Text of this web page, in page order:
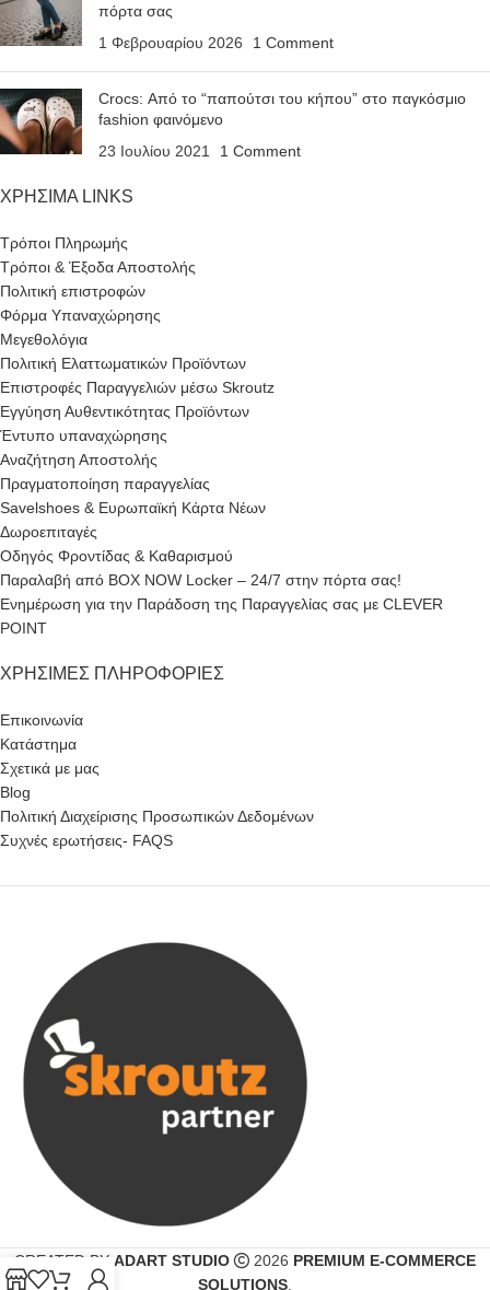
πόρτα σας
1 Φεβρουαρίου 2026
1 Comment
Crocs: Από το “παπούτσι του κήπου” στο παγκόσμιο
fashion φαινόμενο
23 Ιουλίου 2021
1 Comment
ΧΡΗΣΙΜΑ LINKS
Τρόποι Πληρωμής
Τρόποι & Έξοδα Αποστολής
Πολιτική επιστροφών
Φόρμα Υπαναχώρησης
Μεγεθολόγια
Πολιτική Ελαττωματικών Προϊόντων
Επιστροφές Παραγγελιών μέσω Skroutz
Εγγύηση Αυθεντικότητας Προϊόντων
Έντυπο υπαναχώρησης
Αναζήτηση Αποστολής
Πραγματοποίηση παραγγελίας
Savelshoes & Ευρωπαϊκή Κάρτα Νέων
Δωροεπιταγές
Οδηγός Φροντίδας & Καθαρισμού
Παραλαβή από BOX NOW Locker – 24/7 στην πόρτα σας!
Ενημέρωση για την Παράδοση της Παραγγελίας σας με CLEVER
POINT
ΧΡΉΣΙΜΕΣ ΠΛΗΡΟΦΟΡΊΕΣ
Επικοινωνία
Κατάστημα
Σχετικά με μας
Blog
Πολιτική Διαχείρισης Προσωπικών Δεδομένων
Συχνές ερωτήσεις- FAQS
CREATED BY ADART STUDIO 2026 PREMIUM E-COMMERCE
SOLUTIONS